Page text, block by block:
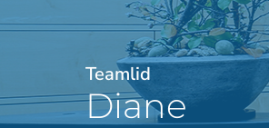
Teamlid
Diane